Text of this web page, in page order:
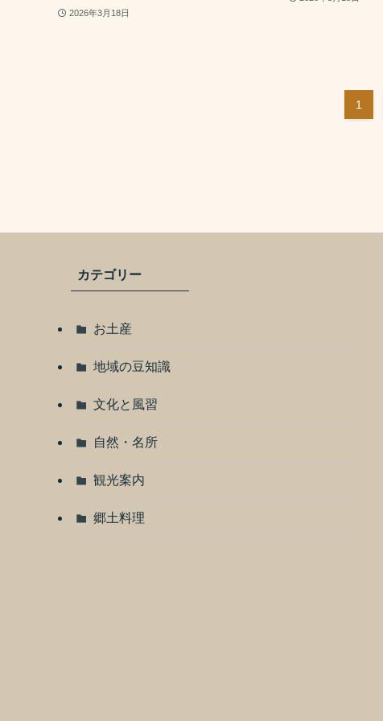
2026年3月18日
1
カテゴリー
お土産
地域の豆知識
文化と風習
自然・名所
観光案内
郷土料理